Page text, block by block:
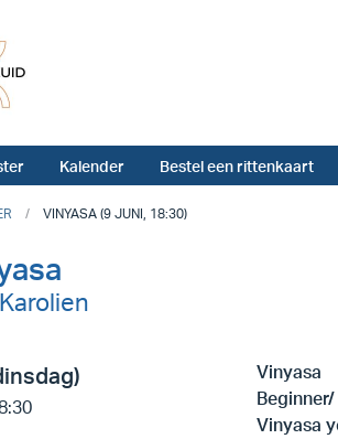
Kalender Bestel een rittenkaart
VINYASA (9 JUNI, 18:30)
Vinyasa
Vinyasa